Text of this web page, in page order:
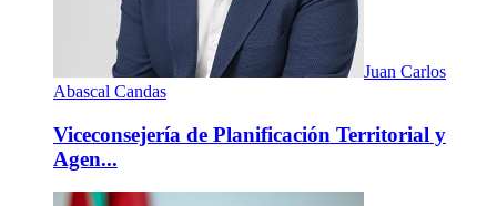
Juan Carlos
Abascal Candas
Viceconsejería de Planificación Territorial y
Agen...